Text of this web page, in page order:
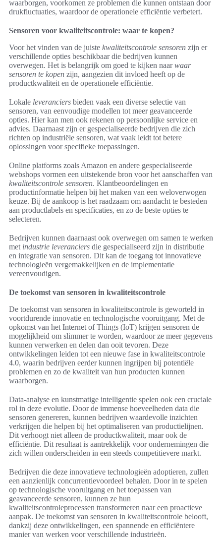
waarborgen, voorkomen ze problemen die kunnen ontstaan door
drukfluctuaties, waardoor de operationele efficiëntie verbetert.
Sensoren voor kwaliteitscontrole: waar te kopen?
Voor het vinden van de juiste kwaliteitscontrole sensoren zijn er
verschillende opties beschikbaar die bedrijven kunnen
overwegen. Het is belangrijk om goed te kijken naarwaar
sensoren te kopen zijn, aangezien dit invloed heeft op de
productkwaliteit en de operationele efficiëntie.
Lokale leveranciers bieden vaak een diverse selectie van
sensoren, van eenvoudige modellen tot meer geavanceerde
opties. Hier kan men ook rekenen op persoonlijke service en
advies. Daarnaast zijn er gespecialiseerde bedrijven die zich
richten op industriële sensoren, wat vaak leidt tot betere
oplossingen voor specifieke toepassingen.
Online platforms zoals Amazon en andere gespecialiseerde
webshops vormen een uitstekende bron voor het aanschaffen van
kwaliteitscontrole sensoren. Klantbeoordelingen en
productinformatie helpen bij het maken van een weloverwogen
keuze. Bij de aankoop is het raadzaam om aandacht te besteden
aan productlabels en specificaties, en zo de beste opties te
selecteren.
Bedrijven kunnen daarnaast ook overwegen om samen te werken
met industrie leveranciers die gespecialiseerd zijn in distributie
en integratie van sensoren. Dit kan de toegang tot innovatieve
technologieën vergemakkelijken en de implementatie
vereenvoudigen.
De toekomst van sensoren in kwaliteitscontrole
De toekomst van sensoren in kwaliteitscontrole is geworteld in
voortdurende innovatie en technologische vooruitgang. Met de
opkomst van het Internet of Things (IoT) krijgen sensoren de
mogelijkheid om slimmer te worden, waardoor ze meer gegevens
kunnen verwerken en delen dan ooit tevoren. Deze
ontwikkelingen leiden tot een nieuwe fase in kwaliteitscontrole
4.0, waarin bedrijven eerder kunnen ingrijpen bij potentiële
problemen en zo de kwaliteit van hun producten kunnen
waarborgen.
Data-analyse en kunstmatige intelligentie spelen ook een cruciale
rol in deze evolutie. Door de immense hoeveelheden data die
sensoren genereren, kunnen bedrijven waardevolle inzichten
verkrijgen die helpen bij het optimaliseren van productielijnen.
Dit verhoogt niet alleen de productkwaliteit, maar ook de
efficiëntie. Dit resultaat is aantrekkelijk voor ondernemingen die
zich willen onderscheiden in een steeds competitievere markt.
Bedrijven die deze innovatieve technologieën adoptieren, zullen
een aanzienlijk concurrentievoordeel behalen. Door in te spelen
op technologische vooruitgang en het toepassen van
geavanceerde sensoren, kunnen ze hun
kwaliteitscontroleprocessen transformeren naar een proactieve
aanpak. De toekomst van sensoren in kwaliteitscontrole belooft,
dankzij deze ontwikkelingen, een spannende en efficiëntere
manier van werken voor verschillende industrieën.